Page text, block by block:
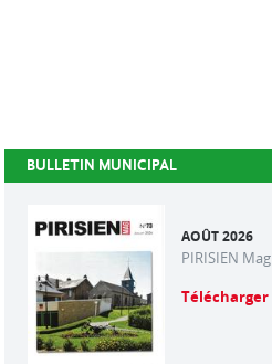
BULLETIN MUNICIPAL
AOÛT 2026
PIRISIEN Mag
Télécharger